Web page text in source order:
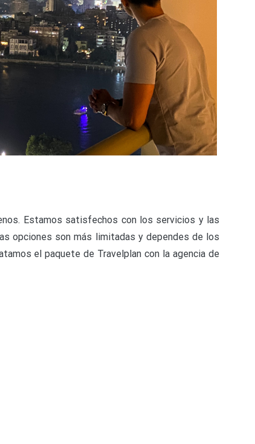
Estamos satisfechos con los servicios y las
opciones son más limitadas y dependes de los
el paquete de Travelplan con la agencia de